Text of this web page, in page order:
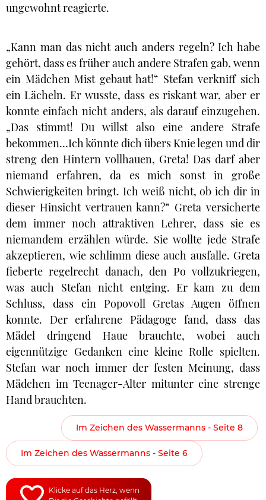
ungewohnt reagierte.
„Kann man das nicht auch anders regeln? Ich habe
gehört, dass es früher auch andere Strafen gab, wenn
ein Mädchen Mist gebaut hat!“ Stefan verkniff sich
ein Lächeln. Er wusste, dass es riskant war, aber er
konnte einfach nicht anders, als darauf einzugehen.
„Das stimmt! Du willst also eine andere Strafe
bekommen…Ich könnte dich übers Knie legen und dir
streng den Hintern vollhauen, Greta! Das darf aber
niemand erfahren, da es mich sonst in große
Schwierigkeiten bringt. Ich weiß nicht, ob ich dir in
dieser Hinsicht vertrauen kann?“ Greta versicherte
dem immer noch attraktiven Lehrer, dass sie es
niemandem erzählen würde. Sie wollte jede Strafe
akzeptieren, wie schlimm diese auch ausfalle. Greta
fieberte regelrecht danach, den Po vollzukriegen,
was auch Stefan nicht entging. Er kam zu dem
Schluss, dass ein Popovoll Gretas Augen öffnen
konnte. Der erfahrene Pädagoge fand, dass das
Mädel dringend Haue brauchte, wobei auch
eigennützige Gedanken eine kleine Rolle spielten.
Stefan war noch immer der festen Meinung, dass
Mädchen im Teenager-Alter mitunter eine strenge
Hand brauchten.
Im Zeichen des Wassermanns - Seite 8
Im Zeichen des Wassermanns - Seite 6
Klicke auf das Herz, wenn